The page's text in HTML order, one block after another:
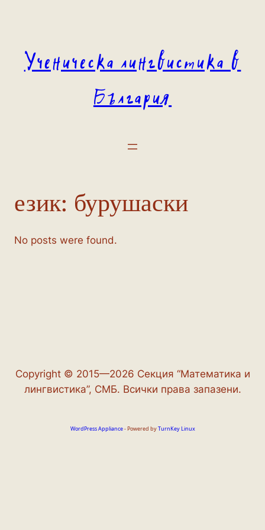
Ученическа лингвистика в
България
език: бурушаски
No posts were found.
Copyright © 2015—2026 Секция “Математика и
лингвистика”, СМБ. Всички права запазени.
WordPress Appliance- Powered byTurnKey Linux